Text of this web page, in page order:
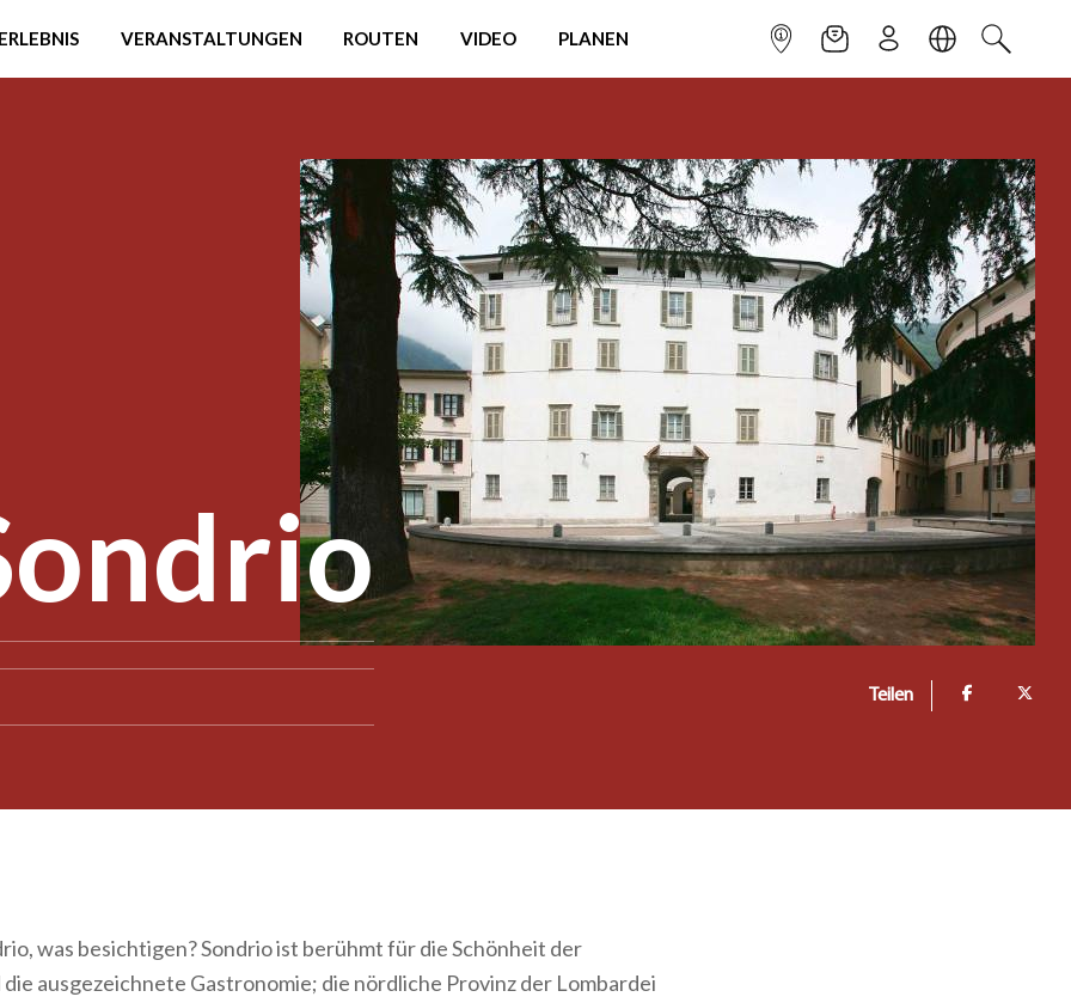
ERLEBNIS VERANSTALTUNGEN ROUTEN VIDEO PLANEN INFOPUNKTNEWSLETTER
ANMELDENSPRACHESUCHEN
Teilen
was besichtigen? Sondrio ist berühmt für die Schönheit der
ausgezeichnete Gastronomie; die nördliche Provinz der Lombardei